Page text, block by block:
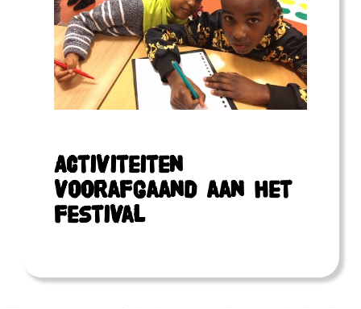
Activiteiten
voorafgaand aan het
festival